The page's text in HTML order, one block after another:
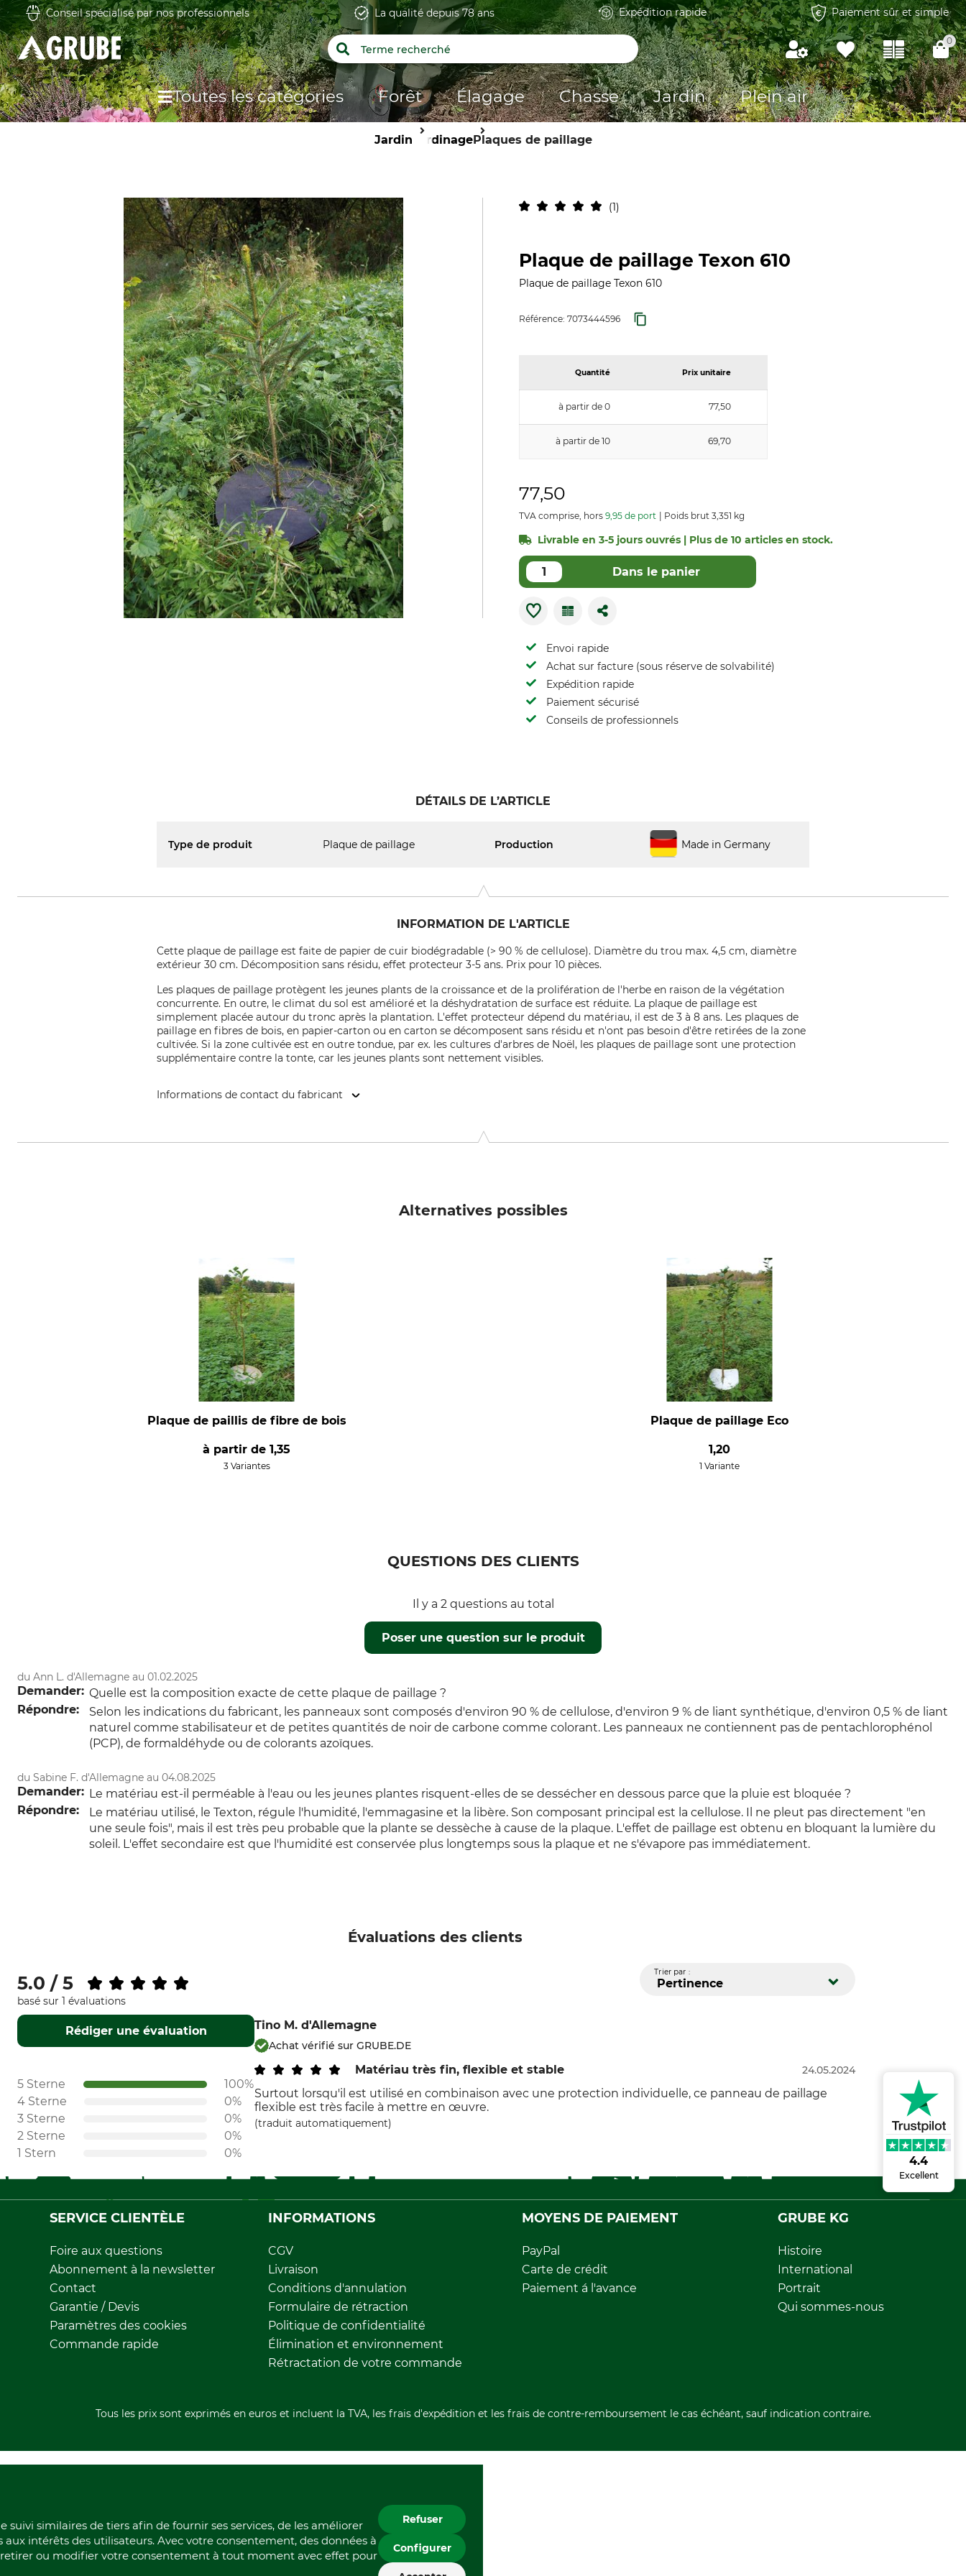
4.4
Excellent
Conseil spécialisé par nos professionnels La qualité depuis 78 ans Expédition rapide Paiement sûr et simple
0
Toutes les catégories Forêt Élagage Chasse Jardin Plein air
Jardin JardinagePlaques de paillage
1
Plaque de paillage Texon 610
Plaque de paillage Texon 610
Référence: 7073444596
Quantité Prix unitaire
à partir de 0 77,50
à partir de 10 69,70
77,50
TVA comprise, hors 9,95 de port Poids brut 3,351 kg
Livrable en 3-5 jours ouvrés | Plus de 10 articles en stock.
Dans le panier
Envoi rapide
Achat sur facture (sous réserve de solvabilité)
Expédition rapide
Paiement sécurisé
Conseils de professionnels
DÉTAILS DE L’ARTICLE
Type de produit Plaque de paillage Production Made in Germany
INFORMATION DE L'ARTICLE
Cette plaque de paillage est faite de papier de cuir biodégradable (> 90 % de cellulose). Diamètre du trou max. 4,5 cm, diamètre
extérieur 30 cm. Décomposition sans résidu, effet protecteur 3-5 ans. Prix pour 10 pièces.
Les plaques de paillage protègent les jeunes plants de la croissance et de la prolifération de l'herbe en raison de la végétation
concurrente. En outre, le climat du sol est amélioré et la déshydratation de surface est réduite. La plaque de paillage est
simplement placée autour du tronc après la plantation. L'effet protecteur dépend du matériau, il est de 3 à 8 ans. Les plaques de
paillage en fibres de bois, en papier-carton ou en carton se décomposent sans résidu et n'ont pas besoin d'être retirées de la zone
cultivée. Si la zone cultivée est en outre tondue, par ex. les cultures d'arbres de Noël, les plaques de paillage sont une protection
supplémentaire contre la tonte, car les jeunes plants sont nettement visibles.
Informations de contact du fabricant
Alternatives possibles
Plaque de paillis de fibre de bois
à partir de 1,35
3 Variantes
Plaque de paillage Eco
1,20
1 Variante
QUESTIONS DES CLIENTS
Il y a 2 questions au total
Poser une question sur le produit
du Ann L. d'Allemagne au 01.02.2025
Demander: Quelle est la composition exacte de cette plaque de paillage ?
Répondre:
Selon les indications du fabricant, les panneaux sont composés d'environ 90 % de cellulose, d'environ 9 % de liant synthétique, d'environ 0,5 % de liant
naturel comme stabilisateur et de petites quantités de noir de carbone comme colorant. Les panneaux ne contiennent pas de pentachlorophénol
(PCP), de formaldéhyde ou de colorants azoïques.
du Sabine F. d'Allemagne au 04.08.2025
Demander: Le matériau est-il perméable à l'eau ou les jeunes plantes risquent-elles de se dessécher en dessous parce que la pluie est bloquée ?
Répondre:
Le matériau utilisé, le Texton, régule l'humidité, l'emmagasine et la libère. Son composant principal est la cellulose. Il ne pleut pas directement "en
une seule fois", mais il est très peu probable que la plante se dessèche à cause de la plaque. L'effet de paillage est obtenu en bloquant la lumière du
soleil. L'effet secondaire est que l'humidité est conservée plus longtemps sous la plaque et ne s'évapore pas immédiatement.
Évaluations des clients
5.0 / 5
basé sur 1 évaluations
Rédiger une évaluation
5 Sterne
100%
4 Sterne
0%
3 Sterne
0%
2 Sterne
0%
1 Stern
0%
Trier par :
Pertinence
Tino M. d'Allemagne
Achat vérifié sur GRUBE.DE
Matériau très fin, flexible et stable 24.05.2024
Surtout lorsqu'il est utilisé en combinaison avec une protection individuelle, ce panneau de paillage
flexible est très facile à mettre en œuvre.
(traduit automatiquement)
SERVICE CLIENTÈLE
Foire aux questions
Abonnement à la newsletter
Contact
Garantie / Devis
Paramètres des cookies
Commande rapide
INFORMATIONS
CGV
Livraison
Conditions d'annulation
Formulaire de rétraction
Politique de confidentialité
Élimination et environnement
Rétractation de votre commande
MOYENS DE PAIEMENT
PayPal
Carte de crédit
Paiement á l'avance
GRUBE KG
Histoire
International
Portrait
Qui sommes-nous
Tous les prix sont exprimés en euros et incluent la TVA, les frais d'expédition et les frais de contre-remboursement le cas échéant, sauf indication contraire.
suivi similaires de tiers afin de fournir ses services, de les améliorer
intérêts des utilisateurs. Avec votre consentement, des données à
ou modifier votre consentement à tout moment avec effet pour
Refuser
Configurer